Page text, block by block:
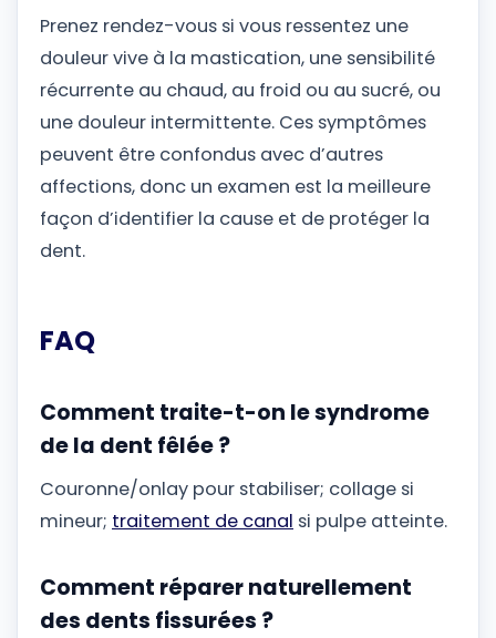
Prenez rendez-vous si vous ressentez une
douleur vive à la mastication, une sensibilité
récurrente au chaud, au froid ou au sucré, ou
une douleur intermittente. Ces symptômes
peuvent être confondus avec d’autres
affections, donc un examen est la meilleure
façon d’identifier la cause et de protéger la
dent.
FAQ
Comment traite-t-on le syndrome
de la dent fêlée ?
Couronne/onlay pour stabiliser; collage si
mineur; traitement de canal si pulpe atteinte.
Comment réparer naturellement
des dents fissurées ?